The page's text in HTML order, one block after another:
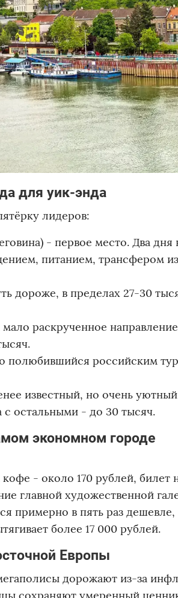
для уик-энда
лидеров:
- первое место. Два
питанием, трансфером
дороже, в пределах 27-30
раскрученное
полюбившийся российским
известный, но очень
с остальными - до 30 тысяч.
экономном городе
- около 170 рублей, билет
главной художественной
примерно в пять раз
более 17 000 рублей.
Европы
дорожают из-за